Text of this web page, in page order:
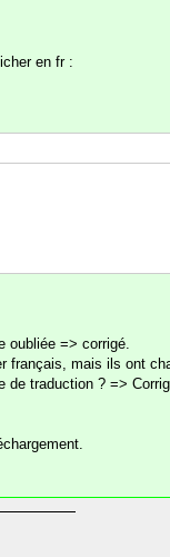
en fr :
oubliée => corrigé.
français, mais ils ont
de traduction ? =>